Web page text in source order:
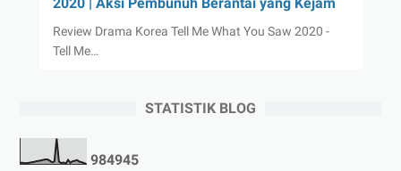
Review Drama Korea Tell Me What You Saw 2020 -
Tell Me…
STATISTIK BLOG
984945